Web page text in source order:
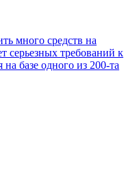
много средств на
серьезных требований к
на базе одного из 200-та